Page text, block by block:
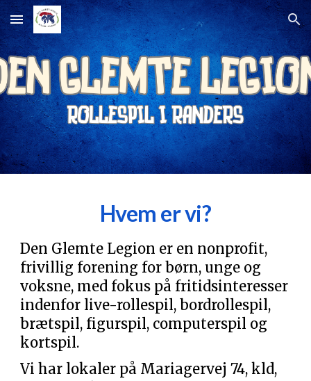
Skip to main content Skip to navigation
Hvem er vi?
Den Glemte Legion er en nonprofit,
frivillig forening for børn, unge og
voksne, med fokus på fritidsinteresser
indenfor live-rollespil, bordrollespil,
brætspil, figurspil, computerspil og
kortspil.
Vi har lokaler på Mariagervej 74, kld,